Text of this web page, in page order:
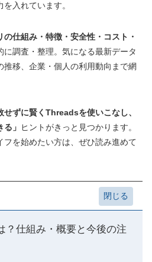
入れています。
仕組み・特徴・安全性・コスト・
に調査・整理。気になる最新データ
移、企業・個人の利用動向まで網
せずに賢くThreadsを使いこなし、
」 ヒントがきっと見つかります。
フを始めたい方は、ぜひ読み進めて
？仕組み・概要と今後の注